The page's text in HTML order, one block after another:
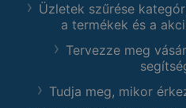
Üzletek szűrése
a termékek és a
Tervezze meg
Tudja meg, mikor